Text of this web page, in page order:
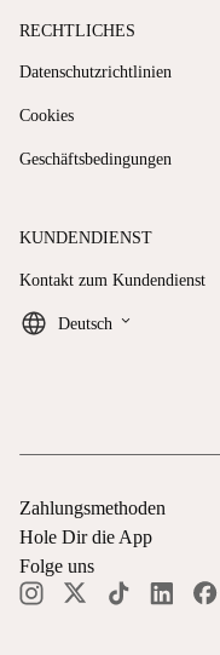
RECHTLICHES
Datenschutzrichtlinien
Cookies
Geschäftsbedingungen
KUNDENDIENST
Kontakt zum Kundendienst
Deutsch keyboard_arrow_down
Zahlungsmethoden
Hole Dir die App
Folge uns